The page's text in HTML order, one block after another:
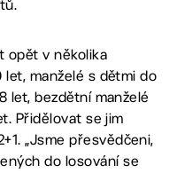
opět v několika
manželé s dětmi do
let, bezdětní manželé
Přidělovat se jim
„Jsme přesvědčeni,
do losování se